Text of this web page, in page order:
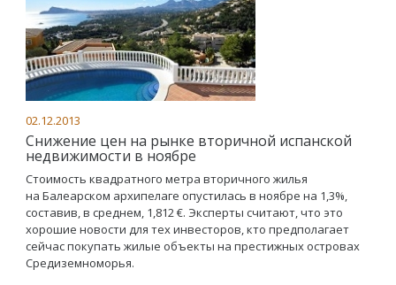
02.12.2013
Снижение цен на рынке вторичной испанской
недвижимости в ноябре
Стоимость квадратного метра вторичного жилья
на Балеарском архипелаге опустилась в ноябре на 1,3%,
составив, в среднем, 1,812 €. Эксперты считают, что это
хорошие новости для тех инвесторов, кто предполагает
сейчас покупать жилые объекты на престижных островах
Средиземноморья.